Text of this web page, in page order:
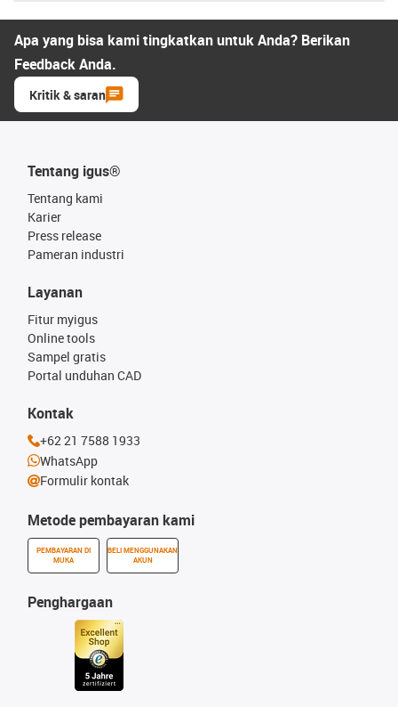
Apa yang bisa kami tingkatkan untuk Anda? Berikan
Feedback Anda.
Kritik & saran
Tentang igus®
Tentang kami
Karier
Press release
Pameran industri
Metode pembayaran kami
PEMBAYARAN DI
MUKA
BELI MENGGUNAKAN
AKUN
Layanan
Fitur myigus
Online tools
Sampel gratis
Portal unduhan CAD
Penghargaan
Kontak
+62 21 7588 1933
WhatsApp
Formulir kontak